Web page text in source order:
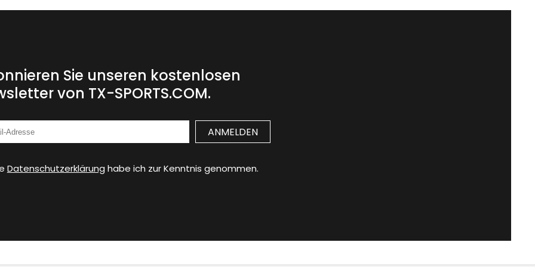
Sie unseren kostenlosen
von TX-SPORTS.COM.
Datenschutzerklärung habe ich zur Kenntnis genommen.